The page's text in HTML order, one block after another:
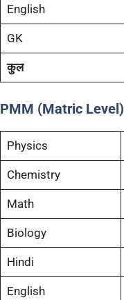
English
GK
कुल
PMM (Matric
Physics
Chemistry
Math
Biology
Hindi
English